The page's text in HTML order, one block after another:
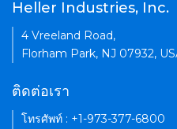
Heller Industries, Inc.
4 Vreeland Road,
Florham Park, NJ 07932,
ติดต่อเรา
โทรศัพท์ : +1-973-377-6800